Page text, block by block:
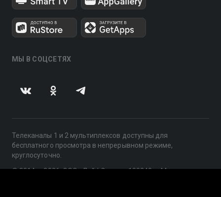
МЫ В СОЦСЕТЯХ
Телеканалы 1 и 2 мультиплексов доступны для
бесплатного просмотра в непрерывном режиме,
круглосуточно.
© 2014 — 2026, ООО «ЛайфСтрим», 109240, г. Москва,